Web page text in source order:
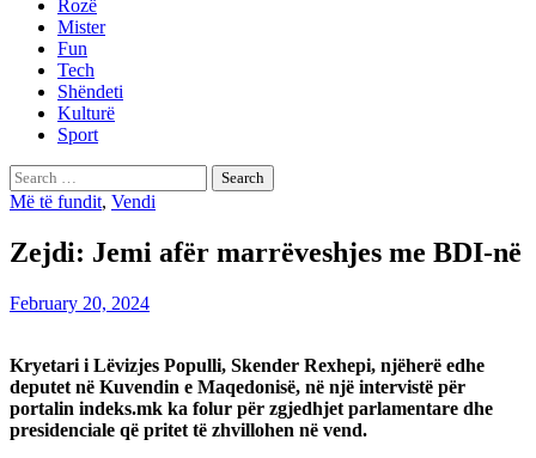
Rozë
Mister
Fun
Tech
Shëndeti
Kulturë
Sport
Search
for:
Më të fundit, Vendi
Zejdi: Jemi afër marrëveshjes me BDI-në
February 20, 2024
Kryetari i Lëvizjes Populli, Skender Rexhepi, njëherë edhe
deputet në Kuvendin e Maqedonisë, në një intervistë për
portalin indeks.mk ka folur për zgjedhjet parlamentare dhe
presidenciale që pritet të zhvillohen në vend.